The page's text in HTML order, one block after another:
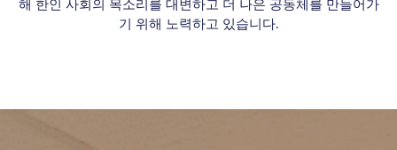
해 한인 사회의 목소리를 대변하고 더 나은 공동체를 만들어가
기 위해 노력하고 있습니다.